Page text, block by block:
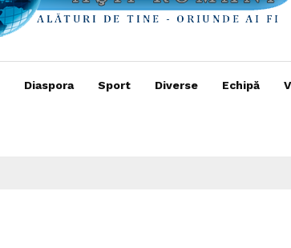
Diaspora Sport Diverse Echipă